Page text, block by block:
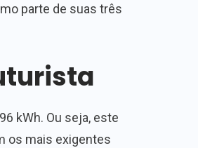
parte de suas três
kWh. Ou seja, este
os mais exigentes